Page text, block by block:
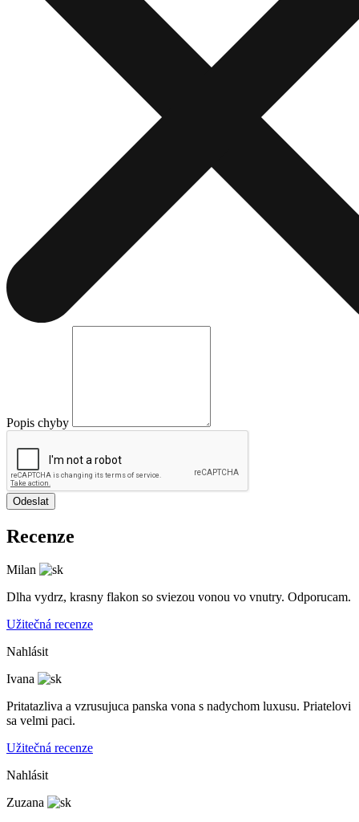
Popis chyby
Odeslat
Recenze
Milan
Dlha vydrz, krasny flakon so sviezou vonou vo vnutry. Odporucam.
Užitečná recenze
Nahlásit
Ivana
Pritatazliva a vzrusujuca panska vona s nadychom luxusu. Priatelovi
sa velmi paci.
Užitečná recenze
Nahlásit
Zuzana